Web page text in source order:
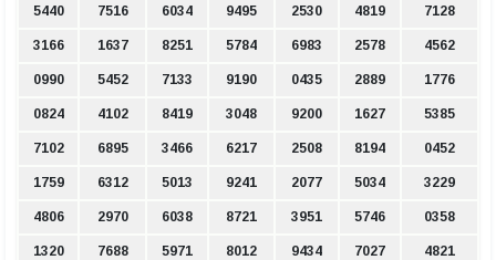
5440 7516 6034 9495 2530 4819 7128
3166 1637 8251 5784 6983 2578 4562
0990 5452 7133 9190 0435 2889 1776
0824 4102 8419 3048 9200 1627 5385
7102 6895 3466 6217 2508 8194 0452
1759 6312 5013 9241 2077 5034 3229
4806 2970 6038 8721 3951 5746 0358
1320 7688 5971 8012 9434 7027 4821